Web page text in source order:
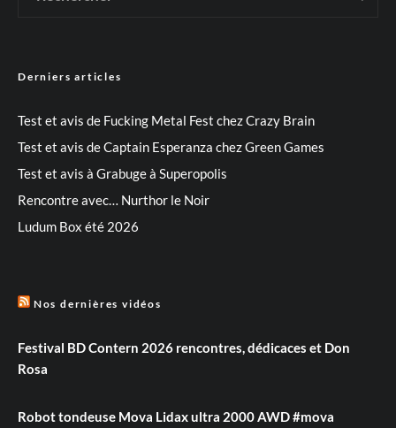
Derniers articles
Test et avis de Fucking Metal Fest chez Crazy Brain
Test et avis de Captain Esperanza chez Green Games
Test et avis à Grabuge à Superopolis
Rencontre avec… Nurthor le Noir
Ludum Box été 2026
Nos dernières vidéos
Festival BD Contern 2026 rencontres, dédicaces et Don
Rosa
Robot tondeuse Mova Lidax ultra 2000 AWD #mova